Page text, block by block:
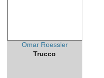
Omar Roessler
Trucco